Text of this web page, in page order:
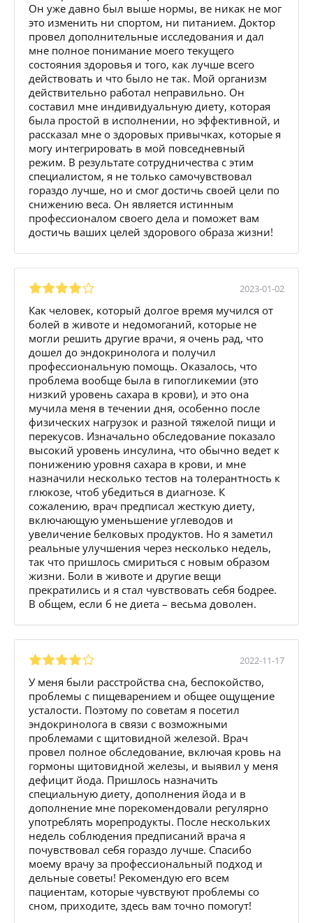
Он уже давно был выше нормы, ве никак не мог
это изменить ни спортом, ни питанием. Доктор
провел дополнительные исследования и дал
мне полное понимание моего текущего
состояния здоровья и того, как лучше всего
действовать и что было не так. Мой организм
действительно работал неправильно. Он
составил мне индивидуальную диету, которая
была простой в исполнении, но эффективной, и
рассказал мне о здоровых привычках, которые я
могу интегрировать в мой повседневный
режим. В результате сотрудничества с этим
специалистом, я не только самочувствовал
гораздо лучше, но и смог достичь своей цели по
снижению веса. Он является истинным
профессионалом своего дела и поможет вам
достичь ваших целей здорового образа жизни!
2023-01-02
Как человек, который долгое время мучился от
болей в животе и недомоганий, которые не
могли решить другие врачи, я очень рад, что
дошел до эндокринолога и получил
профессиональную помощь. Оказалось, что
проблема вообще была в гипогликемии (это
низкий уровень сахара в крови), и это она
мучила меня в течении дня, особенно после
физических нагрузок и разной тяжелой пищи и
перекусов. Изначально обследование показало
высокий уровень инсулина, что обычно ведет к
понижению уровня сахара в крови, и мне
назначили несколько тестов на толерантность к
глюкозе, чтоб убедиться в диагнозе. К
сожалению, врач предписал жесткую диету,
включающую уменьшение углеводов и
увеличение белковых продуктов. Но я заметил
реальные улучшения через несколько недель,
так что пришлось смириться с новым образом
жизни. Боли в животе и другие вещи
прекратились и я стал чувствовать себя бодрее.
В общем, если б не диета – весьма доволен.
2022-11-17
У меня были расстройства сна, беспокойство,
проблемы с пищеварением и общее ощущение
усталости. Поэтому по советам я посетил
эндокринолога в связи с возможными
проблемами с щитовидной железой. Врач
провел полное обследование, включая кровь на
гормоны щитовидной железы, и выявил у меня
дефицит йода. Пришлось назначить
специальную диету, дополнения йода и в
дополнение мне порекомендовали регулярно
употреблять морепродукты. После нескольких
недель соблюдения предписаний врача я
почувствовал себя гораздо лучше. Спасибо
моему врачу за профессиональный подход и
дельные советы! Рекомендую его всем
пациентам, которые чувствуют проблемы со
сном, приходите, здесь вам точно помогут!